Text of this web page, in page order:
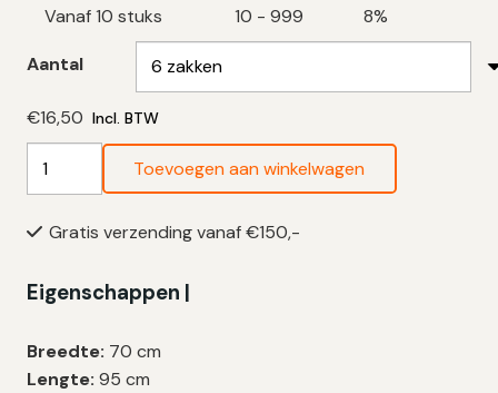
Vanaf 10 stuks 10 - 999 8%
Aantal
€16,50 Incl. BTW
Liter
70
|
70×95
Toevoegen aan winkelwagen
Gratis verzending vanaf €150,-
Eigenschappen |
Breedte: 70 cm
Lengte: 95 cm